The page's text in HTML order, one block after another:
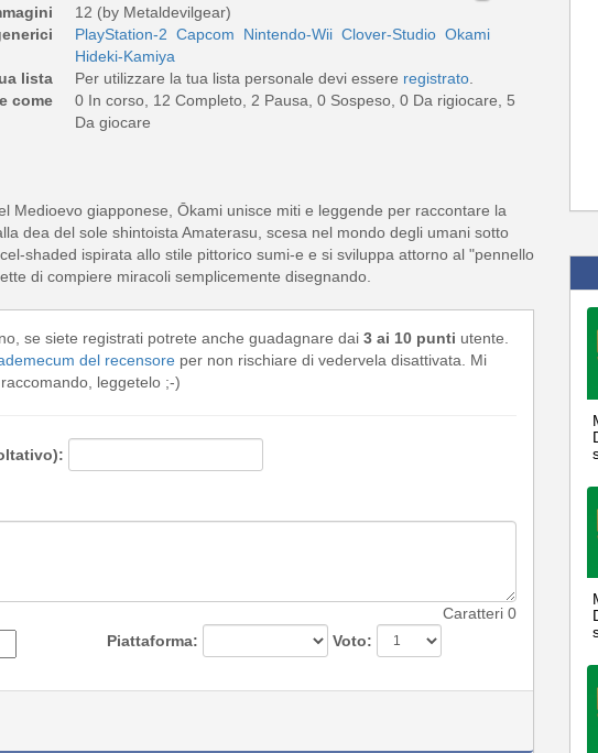
12 (by Metaldevilgear)
PlayStation-2 Capcom Nintendo-Wii Clover-Studio Okami
Hideki-Kamiya
lista
Per utilizzare la tua lista personale devi essere registrato
come
0 In corso, 12 Completo, 2 Pausa, 0 Sospeso, 0 Da rigiocare, 5
Da giocare
Medioevo giapponese, Ōkami unisce miti e leggende per raccontare la
dea del sole shintoista Amaterasu, scesa nel mondo degli umani sotto
shaded ispirata allo stile pittorico sumi-e e si sviluppa attorno al "pennello
di compiere miracoli semplicemente disegnando.
se siete registrati potrete anche guadagnare dai 3 ai 10 punti utente.
del recensore per non rischiare di vedervela disattivata. Mi
raccomando, leggetelo ;-)
Caratteri 0
Piattaforma:
Voto: